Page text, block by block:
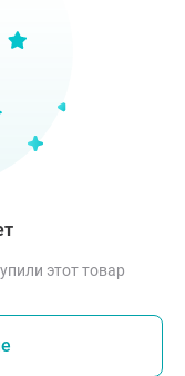
этот товар